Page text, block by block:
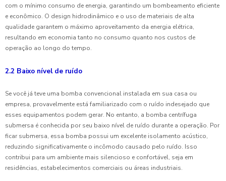
com o mínimo consumo de energia, garantindo um bombeamento eficiente
e econômico. O design hidrodinâmico e o uso de materiais de alta
qualidade garantem o máximo aproveitamento da energia elétrica,
resultando em economia tanto no consumo quanto nos custos de
operação ao longo do tempo.
2.2 Baixo nível de ruído
Se você já teve uma bomba convencional instalada em sua casa ou
empresa, provavelmente está familiarizado com o ruído indesejado que
esses equipamentos podem gerar. No entanto, a bomba centrífuga
submersa é conhecida por seu baixo nível de ruído durante a operação. Por
ficar submersa, essa bomba possui um excelente isolamento acústico,
reduzindo significativamente o incômodo causado pelo ruído. Isso
contribui para um ambiente mais silencioso e confortável, seja em
residências, estabelecimentos comerciais ou áreas industriais.